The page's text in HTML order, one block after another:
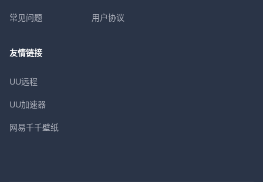
常见问题 用户协议
友情链接
UU远程
UU加速器
网易千千壁纸